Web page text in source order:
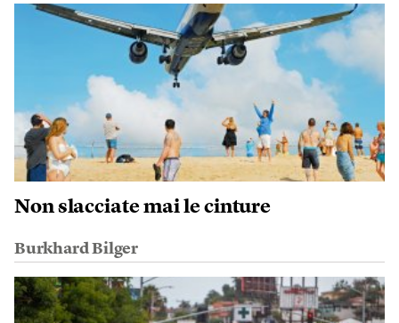
Non slacciate mai le cinture
Burkhard Bilger